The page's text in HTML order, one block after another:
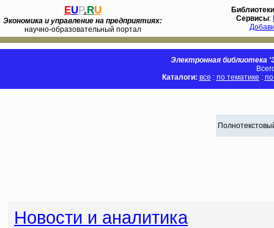
EUP.RU
Экономика и управление на предприятиях:
научно-образовательный портал
Библиотеки
Сервисы:
Электронная библиотека
Каталоги: все : по тематике :
Новости и аналитика